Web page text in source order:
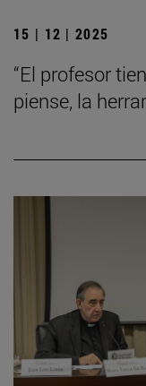
15 | 12 | 2025
“El profesor
piense, la